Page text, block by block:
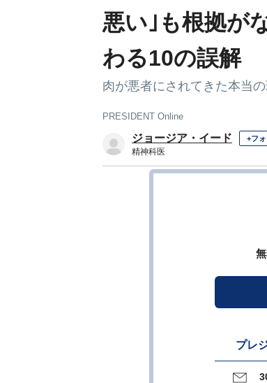
悪い｣も根拠が
わる10の誤解
肉が悪者にされてきた本当
PRESIDENT Online
ジョージア・イード +フ
精神科医
プレ